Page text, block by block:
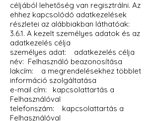
céljából lehetőség van regisztrálni. Az
ehhez kapcsolódó adatkezelések
részletei az alábbiakban láthatóak:
3.6.1. A kezelt személyes adatok és az
adatkezelés célja
személyes adat: adatkezelés célja
név: Felhasználó beazonosítása
lakcím: a megrendelésekhez többlet
információ szolgáltatása
e-mail cím: kapcsolattartás a
Felhasználóval
telefonszám: kapcsolattartás a
Felhasználóval